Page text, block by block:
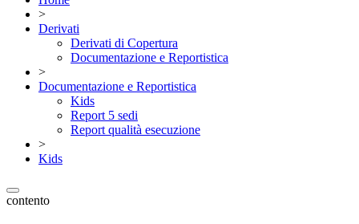
>
Derivati
Derivati di Copertura
Documentazione e Reportistica
>
Documentazione e Reportistica
Kids
Report 5 sedi
Report qualità esecuzione
>
Kids
contento